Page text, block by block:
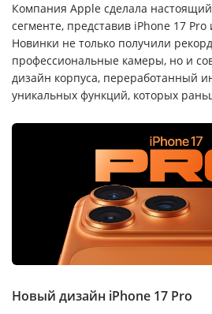
Компания Apple сделала
сегменте, представив iPhone 17
Новинки не только получили
профессиональные камеры, но и
дизайн корпуса, переработанный
уникальных функций, которых
Новый дизайн iPhone 17 Pro